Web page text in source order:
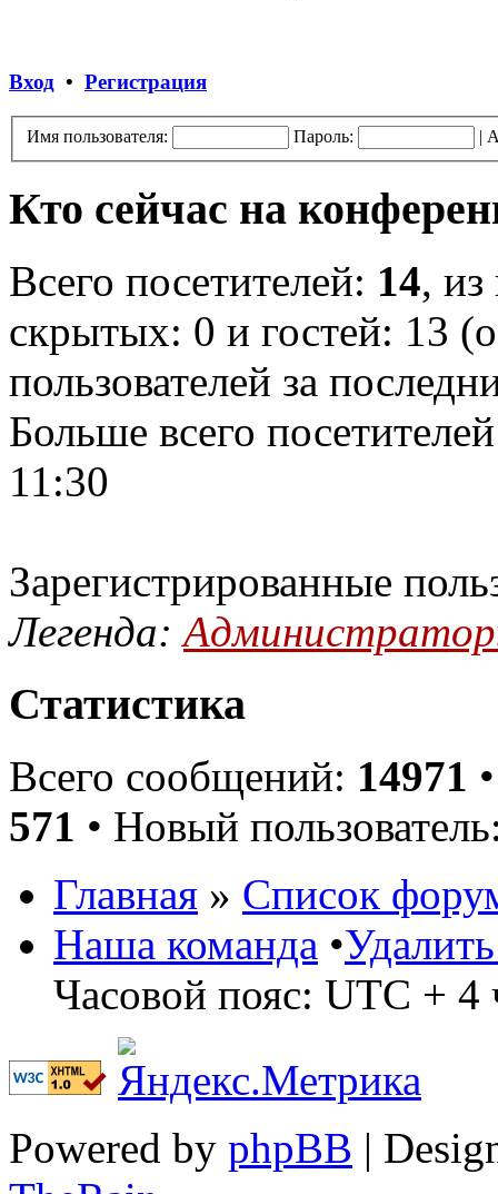
Вход • Регистрация
Имя пользователя: Пароль: |
Кто сейчас на
Всего посетителей: 14, из
скрытых: 0 и гостей: 13
пользователей за
Больше всего
11:30
Зарегистрированные
Легенда:
Статистика
Всего сообщений: 14971
571 • Новый
Главная » Список
Наша команда •
Часовой пояс: UTC + 4
Powered by phpBB |